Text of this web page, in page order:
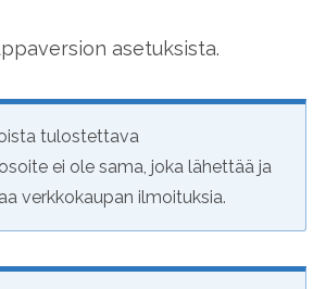
asetuksista.
tulostettava
ei ole sama, joka lähettää ja
verkkokaupan ilmoituksia.